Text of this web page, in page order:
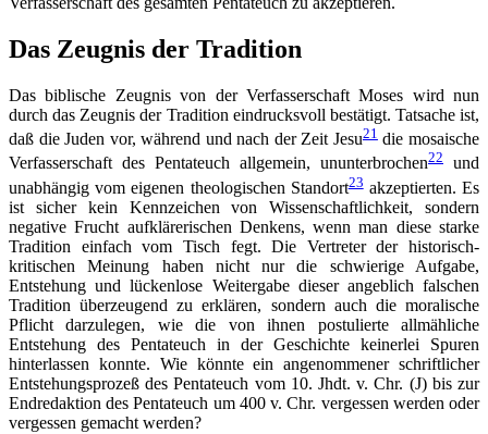
Das Zeugnis der Tradition
Das biblische Zeugnis von der Verfasserschaft Moses wird nun
durch das Zeugnis der Tradition eindrucksvoll bestätigt. Tatsache ist,
daß die Juden vor, während und nach der Zeit Jesu21die mosaische
Verfasserschaft des Pentateuch allgemein, ununterbrochen22
und
unabhängig vom eigenen theologischen Standort23akzeptierten. Es
ist sicher kein Kennzeichen von Wissenschaftlichkeit, sondern
negative Frucht aufklärerischen Denkens, wenn man diese starke
Tradition einfach vom Tisch fegt. Die Vertreter der historisch-
kritischen Meinung haben nicht nur die schwierige Aufgabe,
Entstehung und lückenlose Weitergabe dieser angeblich falschen
Tradition überzeugend zu erklären, sondern auch die moralische
Pflicht darzulegen, wie die von ihnen postulierte allmähliche
Entstehung des Pentateuch in der Geschichte keinerlei Spuren
hinterlassen konnte. Wie könnte ein angenommener schriftlicher
Entstehungsprozeß des Pentateuch vom 10. Jhdt. v. Chr. (J) bis zur
Endredaktion des Pentateuch um 400 v. Chr. vergessen werden oder
vergessen gemacht werden?